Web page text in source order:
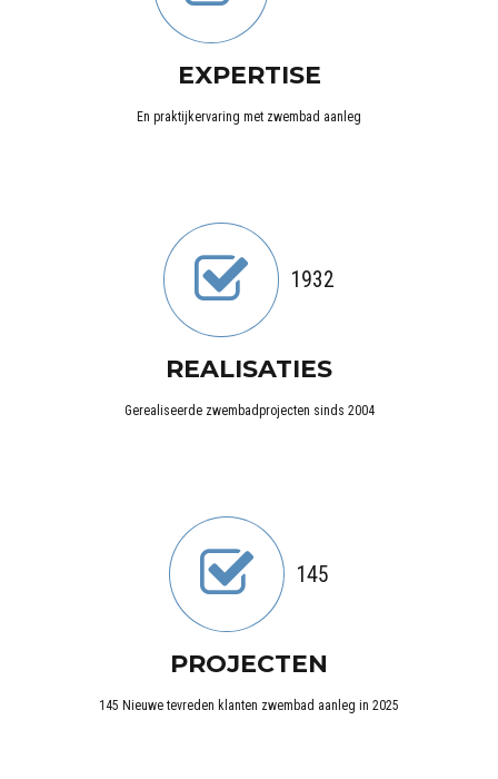
EXPERTISE
En praktijkervaring met zwembad aanleg
1932
REALISATIES
Gerealiseerde zwembadprojecten sinds 2004
145
PROJECTEN
145 Nieuwe tevreden klanten zwembad aanleg in 2025